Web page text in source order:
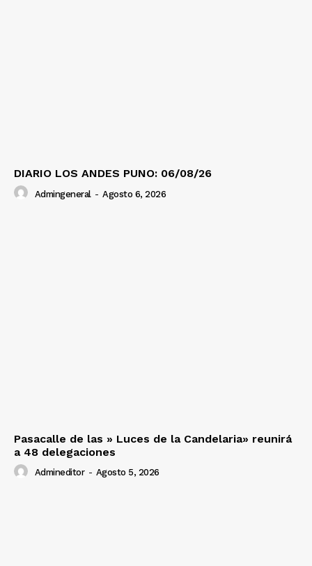
DIARIO LOS ANDES PUNO: 06/08/26
Admingeneral - Agosto 6, 2026
Pasacalle de las » Luces de la Candelaria» reunirá
a 48 delegaciones
Admineditor - Agosto 5, 2026